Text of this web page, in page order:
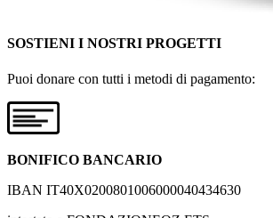
SOSTIENI I NOSTRI PROGETTI
Puoi donare con tutti i metodi di pagamento:
BONIFICO BANCARIO
IBAN IT40X0200801006000040434630